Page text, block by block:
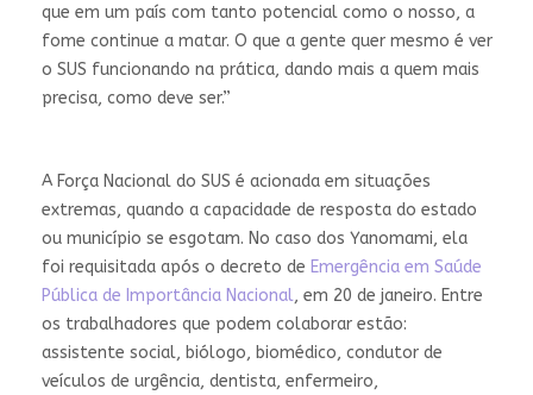
que em um país com tanto potencial como o nosso, a
fome continue a matar. O que a gente quer mesmo é ver
o SUS funcionando na prática, dando mais a quem mais
precisa, como deve ser.”
A Força Nacional do SUS é acionada em situações
extremas, quando a capacidade de resposta do estado
ou município se esgotam. No caso dos Yanomami, ela
foi requisitada após o decreto de Emergência em Saúde
Pública de Importância Nacional, em 20 de janeiro. Entre
os trabalhadores que podem colaborar estão:
assistente social, biólogo, biomédico, condutor de
veículos de urgência, dentista, enfermeiro,